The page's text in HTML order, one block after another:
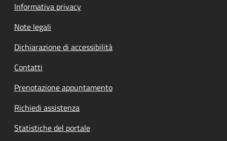
Informativa privacy
Note legali
Dichiarazione di accessibilità
Contatti
Prenotazione appuntamento
Richiedi assistenza
Statistiche del portale